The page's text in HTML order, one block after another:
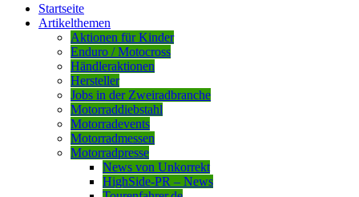
Startseite
Artikelthemen
Aktionen für Kinder
Enduro / Motocross
Händleraktionen
Hersteller
Jobs in der Zweiradbranche
Motorraddiebstahl
Motorradevents
Motorradmessen
Motorradpresse
News von Unkorrekt
HighSide-PR – News